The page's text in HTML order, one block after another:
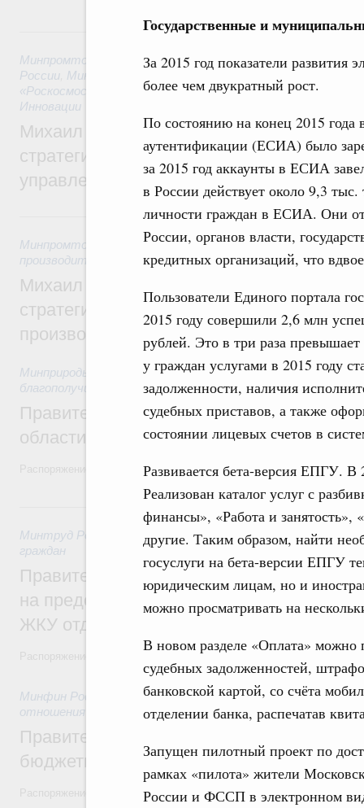
Государственные и
За 2015 год показатели развития
более чем двукратный рост.
По состоянию на конец 2015
аутентификации (ЕСИА) было
за 2015 год аккаунты в ЕСИА
в России действует около 9,3
личности граждан в ЕСИА. Они
России, органов власти,
кредитных организаций, что
Пользователи Единого портала
2015 году совершили 2,6 млн
рублей. Это в три раза
у граждан услугами в 2015 году
задолженности, наличия
судебных приставов, а также
состоянии лицевых счетов в
Развивается бета-версия ЕПГУ. В
Реализован каталог услуг с
финансы», «Работа и занятость»,
другие. Таким образом, найти
госуслуги на бета-версии ЕПГУ
юридическим лицам, но и
можно просматривать на
В новом разделе «Оплата»
судебных задолженностей,
банковской картой, со счёта
отделении банка, распечатав
Запущен пилотный проект по
рамках «пилота» жители
России и ФССП в электронном
6 августа, четверг
Минпромторг России ,Минфин России,
России Минсельхоз России ,
«Роскосмос»
Госкорпорация «Росатом»,6 августа 2026
Инновации
Михаил Мишустин дал поручения по
стратегической сессии о
управления научно-технологическим
5 августа, среда
Минпромторг России, Минэкономразвития России,5
производительности труда и поддержки занятости
Михаил Мишустин дал поручения по
стратегической сессии, посвящённой
производительности труда
Минприроды России 5 августа 2026,Национальный
благополучие»
Правительство увеличило объём
области в рамках федерального
Распоряжение от 3 августа 2026 года №2067-р
31 июля, пятница
Минтруд России 31 июля 2026,Социальная поддержка
граждан
Правительство направит регионам
на предоставление мер социальной
ЖКУ отдельным категориям граждан
Распоряжение от 30 июля 2026 года №2032-р
Минфин России 31 июля 2026,Бюджеты субъектов
отношения
Правительство спишет часть
бюджетным кредитам ещё двум
Распоряжение от 29 июля 2026 года №2016-р